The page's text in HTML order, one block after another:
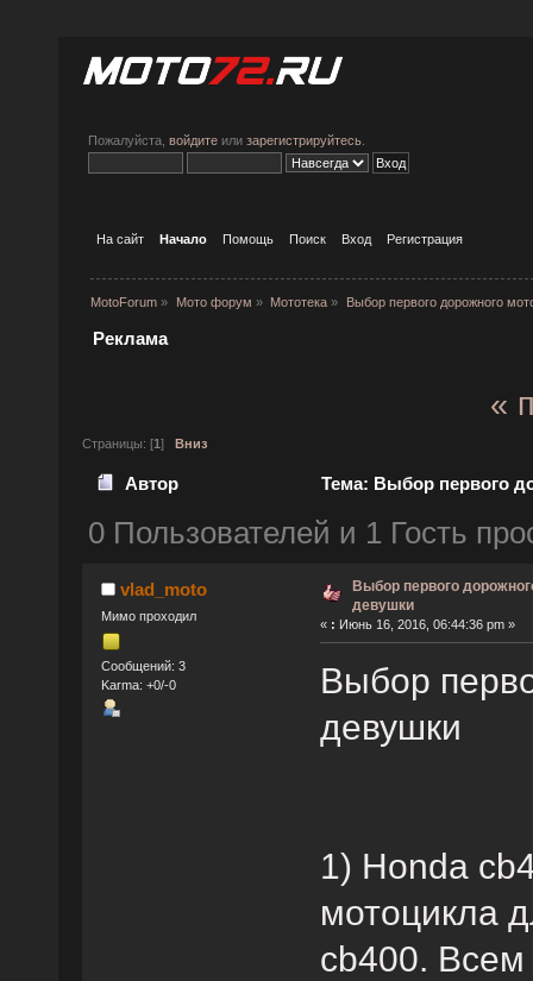
Пожалуйста, войдите или зарегистрируйтесь
На сайт Начало Помощь Поиск Вход Регистрация
MotoForum » Мото форум » Мототека » Выбор первого дорожного
Реклама
«
Страницы: [1] Вниз
Автор Тема: Выбор первого
0 Пользователей и 1 Гость
vlad_moto
Мимо проходил
Сообщений: 3
Karma: +0/-0
Выбор первого
девушки
« : Июнь 16, 2016, 06:44:36 pm »
Выбор
девушки
1) Honda
мотоцикла
cb400.